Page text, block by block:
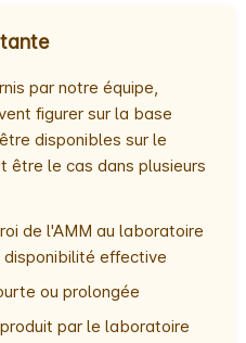
par notre équipe,
figurer sur la base
disponibles sur le
être le cas dans plusieurs
de l'AMM au laboratoire
effective
ou prolongée
par le laboratoire